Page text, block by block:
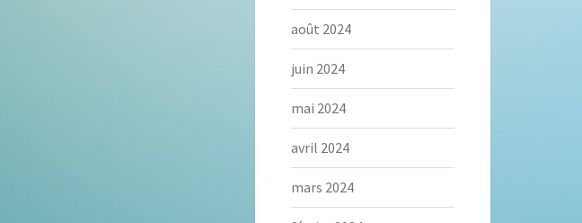
août 2024
juin 2024
mai 2024
avril 2024
mars 2024